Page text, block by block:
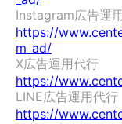
Instagram広告運
https://
m_ad/
X広告運用代行
https://
LINE広告運用代行
https://